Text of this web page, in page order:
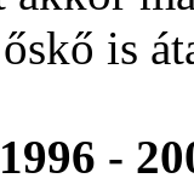
is
-